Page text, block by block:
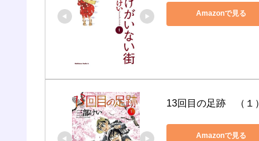
Amazonで見る
13回目の足跡　（１
Amazonで見る